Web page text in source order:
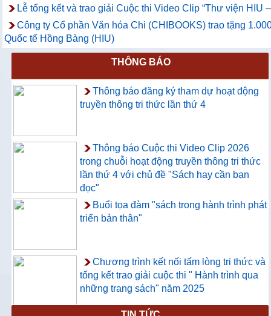
Lễ tổng kết và trao giải Cuộc thi Video Clip “Thư viện HIU
Công ty Cổ phần Văn hóa Chi (CHIBOOKS) trao tặng
Quốc tế Hồng Bàng (HIU)
THÔNG BÁO
Thông báo đăng ký tham dự hoạt động
truyền thông tri thức lần thứ 4
Thông báo Cuộc thi Video Clip 2026
trong chuỗi hoạt động truyền thông tri thức
lần thứ 4 với chủ đề "Sách hay cần bạn
đọc"
Buổi tọa đàm "sách trong hành trình phát
triển bản thân"
Chương trình kết nối tấm lòng tri thức và
tổng kết trao giải cuộc thi " Hành trình qua
những trang sách" năm 2025